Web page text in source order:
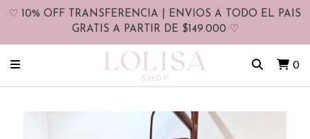
♡ 10% OFF TRANSFERENCIA | ENVIOS A TODO EL PAIS
GRATIS A PARTIR DE $149.000 ♡
0